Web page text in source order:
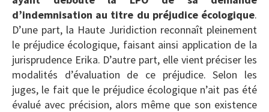
d’indemnisation au titre du préjudice écologique.
D’une part, la Haute Juridiction reconnaît pleinement
le préjudice écologique, faisant ainsi application de la
jurisprudence Erika. D’autre part, elle vient préciser les
modalités d’évaluation de ce préjudice. Selon les
juges, le fait que le préjudice écologique n’ait pas été
évalué avec précision, alors même que son existence